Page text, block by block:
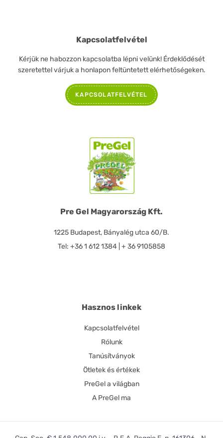
Pre Gel Magyarország Kft.
1225 Budapest, Bányalég utca 60/B.
Tel: +36 1 612 1384 | + 36 9105858
Hasznos linkek
Kapcsolatfelvétel
Rólunk
Tanúsítványok
Ötletek és értékek
PreGel a világban
A PreGel ma
Kapcsolatfelvétel
Kérjük ne habozzon kapcsolatba lépni velünk! Érdeklődését
szeretettel várjuk a honlapon feltüntetett elérhetőségeken.
KAPCSOLATFELVÉTEL